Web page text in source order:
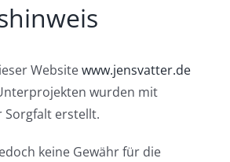
Websitewww.jensvatter.de
wurden mit
erstellt.
keine Gewähr für die